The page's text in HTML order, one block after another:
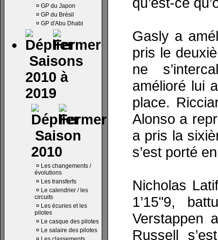
¤ GP du Japon
¤ GP du Brésil
¤ GP d'Abu Dhabi
Saisons
2010 à
2019
Saison
2010
¤ Les changements /
évolutions
¤ Les transferts
¤ Le calendrier / les
circuits
¤ Les écuries et les
pilotes
¤ Le casque des pilotes
¤ Le salaire des pilotes
Gasly a
pris le
ne
amélioré lui
place.
Alonso a
a pris la
s’est porté
Nicholas
1’15"9,
Verstappen
Russell